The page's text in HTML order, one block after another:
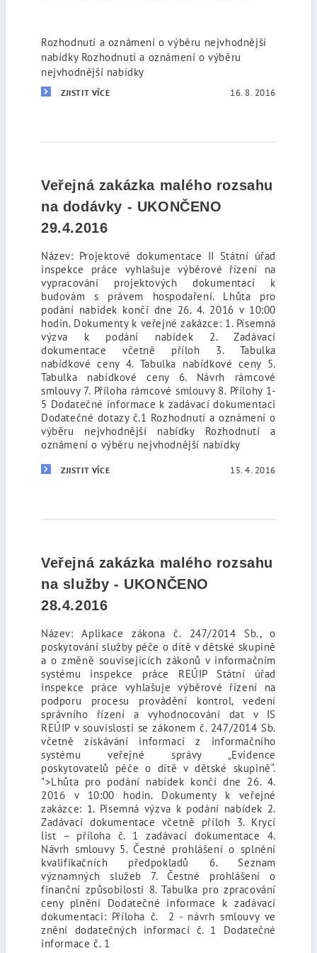
Rozhodnutí a oznámení o výběru nejvhodnější
nabídky Rozhodnutí a oznámení o výběru
nejvhodnější nabídky
ZJISTIT VÍCE 16. 8. 2016
Veřejná zakázka malého rozsahu
na dodávky - UKONČENO
29.4.2016
Název: Projektové dokumentace II Státní úřad
inspekce práce vyhlašuje výběrové řízení na
vypracování projektových dokumentací k
budovám s právem hospodaření. Lhůta pro
podání nabídek končí dne 26. 4. 2016 v 10:00
hodin. Dokumenty k veřejné zakázce: 1. Písemná
výzva k podání nabídek 2. Zadávací
dokumentace včetně příloh 3. Tabulka
nabídkové ceny 4. Tabulka nabídkové ceny 5.
Tabulka nabídkové ceny 6. Návrh rámcové
smlouvy 7. Příloha rámcové smlouvy 8. Přílohy 1-
5 Dodatečné informace k zadávací dokumentaci
Dodatečné dotazy č.1 Rozhodnutí a oznámení o
výběru nejvhodnější nabídky Rozhodnutí a
oznámení o výběru nejvhodnější nabídky
ZJISTIT VÍCE 15. 4. 2016
Veřejná zakázka malého rozsahu
na služby - UKONČENO
28.4.2016
Název: Aplikace zákona č. 247/2014 Sb., o
poskytování služby péče o dítě v dětské skupině
a o změně souvisejících zákonů v informačním
systému inspekce práce REÚIP Státní úřad
inspekce práce vyhlašuje výběrové řízení na
podporu procesu provádění kontrol, vedení
správního řízení a vyhodnocování dat v IS
REÚIP v souvislosti se zákonem č. 247/2014 Sb.
včetně získávání informací z informačního
systému veřejné správy „Evidence
poskytovatelů péče o dítě v dětské skupině“.
">Lhůta pro podání nabídek končí dne 26. 4.
2016 v 10:00 hodin. Dokumenty k veřejné
zakázce: 1. Písemná výzva k podání nabídek 2.
Zadávací dokumentace včetně příloh 3. Krycí
list – příloha č. 1 zadávací dokumentace 4.
Návrh smlouvy 5. Čestné prohlášení o splnění
kvalifikačních předpokladů 6. Seznam
významných služeb 7. Čestné prohlášení o
finanční způsobilosti 8. Tabulka pro zpracování
ceny plnění Dodatečné informace k zadávací
dokumentaci: Příloha č. 2 - návrh smlouvy ve
znění dodatečných informací č. 1 Dodatečné
informace č. 1